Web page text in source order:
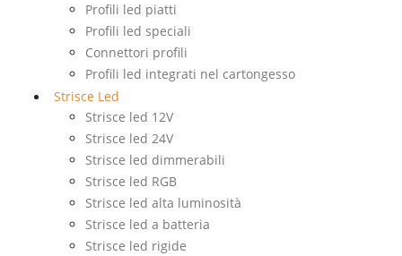
Profili led piatti
Profili led speciali
Connettori profili
Profili led integrati nel cartongesso
Strisce Led
Strisce led 12V
Strisce led 24V
Strisce led dimmerabili
Strisce led RGB
Strisce led alta luminosità
Strisce led a batteria
Strisce led rigide